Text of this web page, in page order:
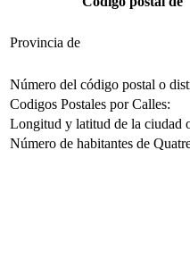
Provincia de
Número del código postal o
Codigos Postales por Calles:
Longitud y latitud de la ciudad
Número de habitantes de